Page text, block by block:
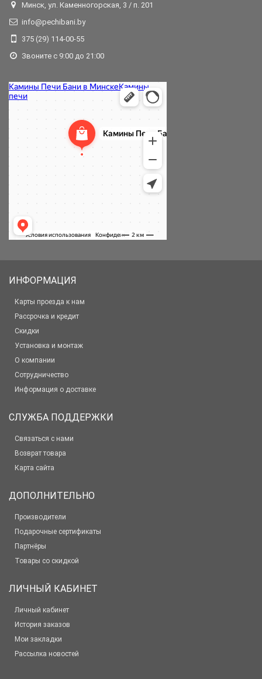
Минск, ул. Каменногорская, 3 / п. 201
info@pechibani.by
375 (29) 114-00-55
Звоните с 9:00 до 21:00
ИНФОРМАЦИЯ
Карты проезда к нам
Рассрочка и кредит
Скидки
Установка и монтаж
О компании
Сотрудничество
Информация о доставке
СЛУЖБА ПОДДЕРЖКИ
Связаться с нами
Возврат товара
Карта сайта
ДОПОЛНИТЕЛЬНО
Производители
Подарочные сертификаты
Партнёры
Товары со скидкой
ЛИЧНЫЙ КАБИНЕТ
Личный кабинет
История заказов
Мои закладки
Рассылка новостей